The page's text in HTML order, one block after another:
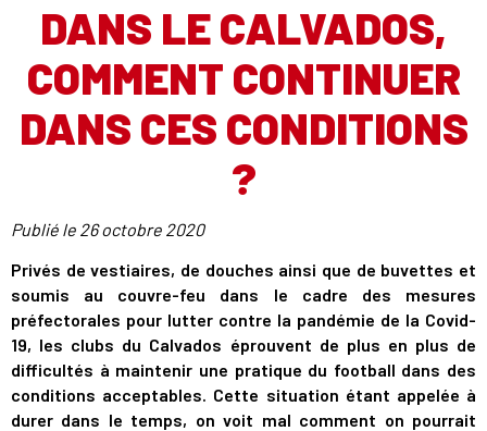
DANS LE CALVADOS,
COMMENT CONTINUER
DANS CES CONDITIONS
?
Publié le 26 octobre 2020
Privés de vestiaires, de douches ainsi que de buvettes et
soumis au couvre-feu dans le cadre des mesures
préfectorales pour lutter contre la pandémie de la Covid-
19, les clubs du Calvados éprouvent de plus en plus de
difficultés à maintenir une pratique du football dans des
conditions acceptables. Cette situation étant appelée à
durer dans le temps, on voit mal comment on pourrait